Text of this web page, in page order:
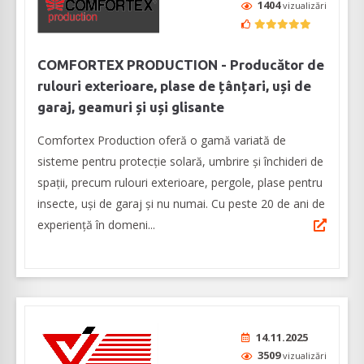
1404vizualizări
COMFORTEX PRODUCTION - Producător de
rulouri exterioare, plase de țânțari, uși de
garaj, geamuri și uși glisante
Comfortex Production oferă o gamă variată de
sisteme pentru protecție solară, umbrire și închideri de
spații, precum rulouri exterioare, pergole, plase pentru
insecte, uşi de garaj şi nu numai. Cu peste 20 de ani de
experienţă în domeni...
14.11.2025
3509vizualizări